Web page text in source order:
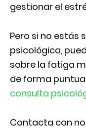
gestionar el
Pero si no estás
psicológica,
sobre la fatiga
de forma
consulta
Contacta con